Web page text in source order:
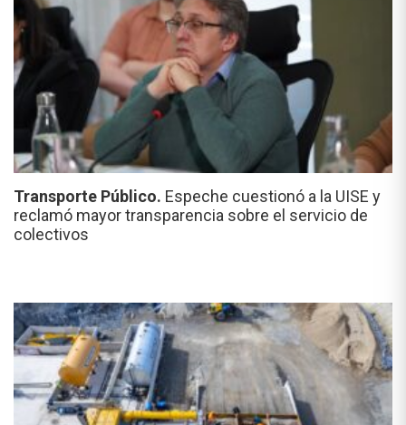
Transporte Público. Espeche cuestionó a la UISE y
reclamó mayor transparencia sobre el servicio de
colectivos